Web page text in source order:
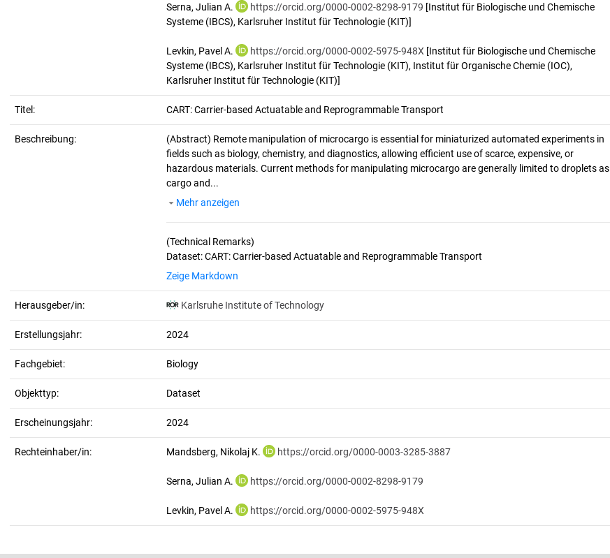
Serna, Julian A. https://orcid.org/0000-0002-8298-9179 [Institut für Biologische und Chemische
Systeme (IBCS), Karlsruher Institut für Technologie (KIT)]
Levkin, Pavel A. https://orcid.org/0000-0002-5975-948X [Institut für Biologische und Chemische
Systeme (IBCS), Karlsruher Institut für Technologie (KIT), Institut für Organische Chemie (IOC),
Karlsruher Institut für Technologie (KIT)]
Titel: CART: Carrier-based Actuatable and Reprogrammable Transport
Beschreibung: (Abstract) Remote manipulation of microcargo is essential for miniaturized automated experiments in
fields such as biology, chemistry, and diagnostics, allowing efficient use of scarce, expensive, or
hazardous materials. Current methods for manipulating microcargo are generally limited to droplets as
cargo and...
Mehr anzeigen
(Technical Remarks)
Zeige Markdown
Herausgeber/in: Karlsruhe Institute of Technology
Erstellungsjahr: 2024
Fachgebiet: Biology
Objekttyp: Dataset
Erscheinungsjahr: 2024
Rechteinhaber/in: Mandsberg, Nikolaj K. https://orcid.org/0000-0003-3285-3887
Serna, Julian A. https://orcid.org/0000-0002-8298-9179
Levkin, Pavel A. https://orcid.org/0000-0002-5975-948X